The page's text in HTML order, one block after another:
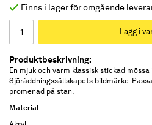
Finns i lager för omgående
Lägg i
Produktbeskrivning:
En mjuk och varm klassisk stickad
Sjöräddningssällskapets bildmärke.
promenad på stan.
Material